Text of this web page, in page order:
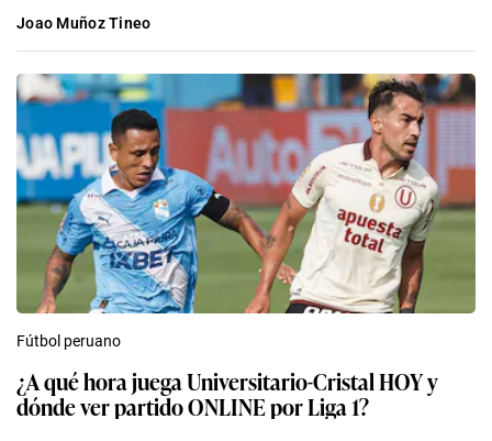
Joao Muñoz Tineo
Fútbol peruano
¿A qué hora juega Universitario-Cristal HOY y
dónde ver partido ONLINE por Liga 1?